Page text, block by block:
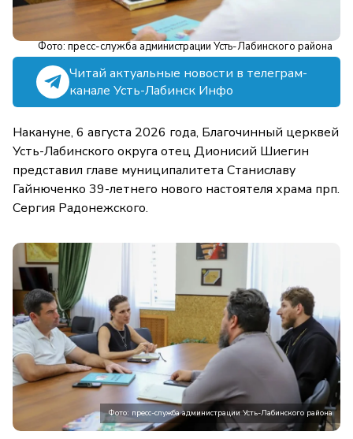
Фото: пресс-служба администрации Усть-Лабинского района
Читай актуальные новости в телеграм-
канале Усть-Лабинск Инфо
Накануне, 6 августа 2026 года, Благочинный церквей
Усть-Лабинского округа отец Дионисий Шиегин
представил главе муниципалитета Станиславу
Гайнюченко 39-летнего нового настоятеля храма прп.
Сергия Радонежского.
Фото: пресс-служба администрации Усть-Лабинского района